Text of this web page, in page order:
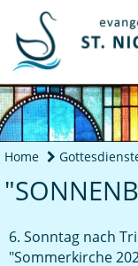
Home
6. Sonntag nach
"Sommerkirche